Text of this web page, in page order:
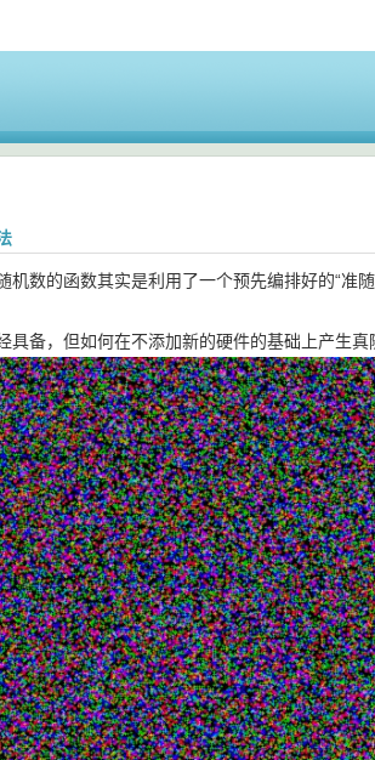
机数的函数其实是利用了一个预先编排好的“准
具备，但如何在不添加新的硬件的基础上产生